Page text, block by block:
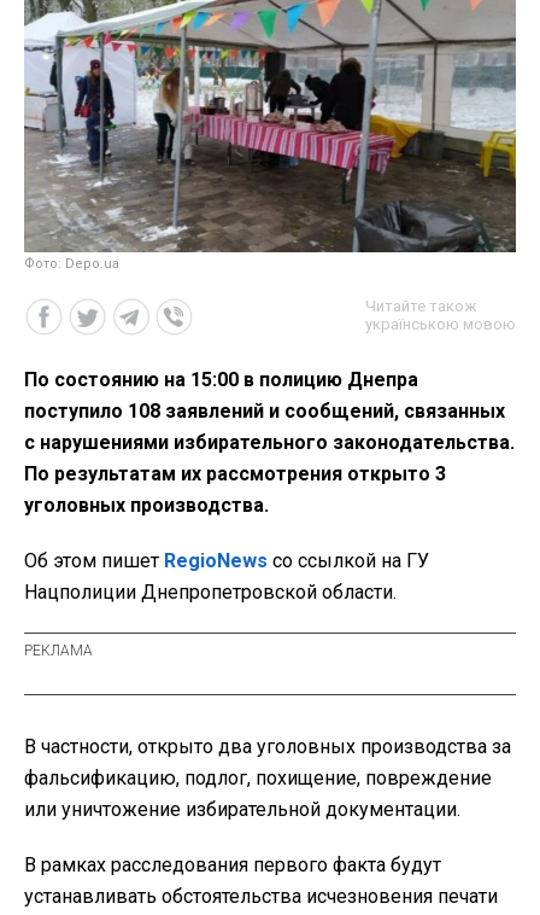
Фото: Depo.ua
Читайте також
українською мовою
По состоянию на 15:00 в полицию Днепра
поступило 108 заявлений и сообщений, связанных
с нарушениями избирательного законодательства.
По результатам их рассмотрения открыто 3
уголовных производства.
Об этом пишет RegioNews со ссылкой на ГУ
Нацполиции Днепропетровской области.
В частности, открыто два уголовных производства за
фальсификацию, подлог, похищение, повреждение
или уничтожение избирательной документации.
В рамках расследования первого факта будут
устанавливать обстоятельства исчезновения печати